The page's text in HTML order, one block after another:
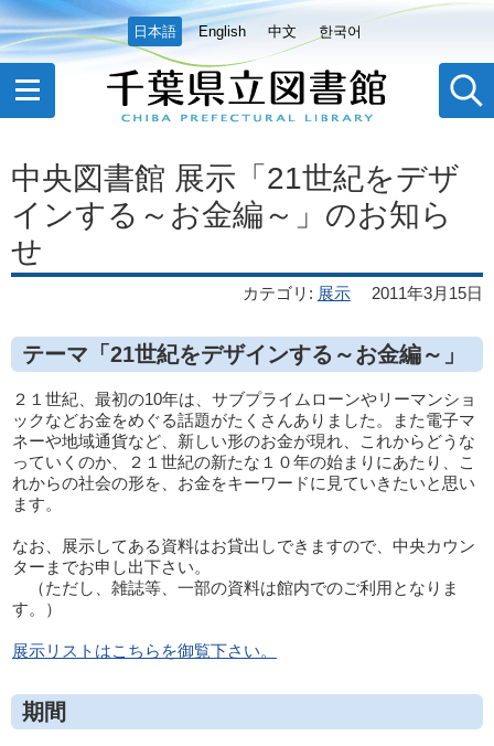
日本語 English 中文 한국어
中央図書館 展示「21世紀をデザ
インする～お金編～」のお知ら
せ
カテゴリ : 展示 2011年3月15日
テーマ「21世紀をデザインする～お金編～」
２１世紀、最初の10年は、サブプライムローンやリーマンショ
ックなどお金をめぐる話題がたくさんありました。また電子マ
ネーや地域通貨など、新しい形のお金が現れ、これからどうな
っていくのか、２１世紀の新たな１０年の始まりにあたり、こ
れからの社会の形を、お金をキーワードに見ていきたいと思い
ます。
なお、展示してある資料はお貸出しできますので、中央カウン
ターまでお申し出下さい。
（ただし、雑誌等、一部の資料は館内でのご利用となりま
す。）
展示リストはこちらを御覧下さい。
期間